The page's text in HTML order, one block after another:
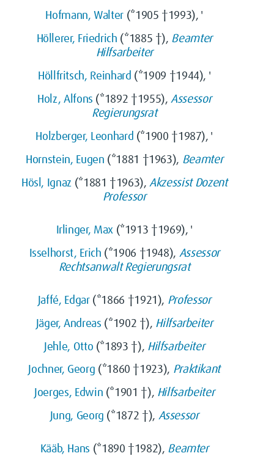
Hofmann, Walter (*1905 †1993), '
Höllerer, Friedrich (*1885 †), Beamter
Hilfsarbeiter
Höllfritsch, Reinhard (*1909 †1944), '
Holz, Alfons (*1892 †1955), Assessor
Regierungsrat
Holzberger, Leonhard (*1900 †1987), '
Hornstein, Eugen (*1881 †1963), Beamter
Hösl, Ignaz (*1881 †1963), Akzessist Dozent
Professor
Irlinger, Max (*1913 †1969), '
Isselhorst, Erich (*1906 †1948), Assessor
Rechtsanwalt Regierungsrat
Jaffé, Edgar(*1866 †1921), Professor
Jäger, Andreas (*1902 †), Hilfsarbeiter
Jehle, Otto (*1893 †), Hilfsarbeiter
Jochner, Georg (*1860 †1923), Praktikant
Joerges, Edwin (*1901 †), Hilfsarbeiter
Jung, Georg (*1872 †), Assessor
Kääb, Hans (*1890 †1982), Beamter